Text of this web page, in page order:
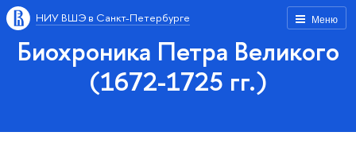
Меню
НИУ ВШЭ в Санкт-Петербурге
Биохроника Петра Великого
(1672-1725 гг.)